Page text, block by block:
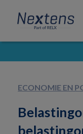
primary
navigation
content
footer
Nextens
Fiscaal
partner
van
ECONOMIE EN